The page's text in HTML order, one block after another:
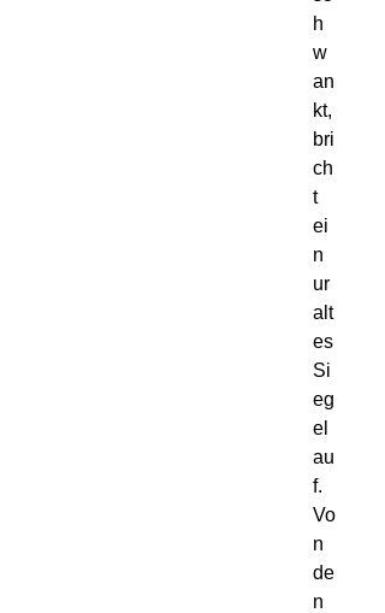
h
w
an
kt,
bri
ch
t
ei
n
ur
alt
es
Si
eg
el
au
f.
Vo
n
de
n